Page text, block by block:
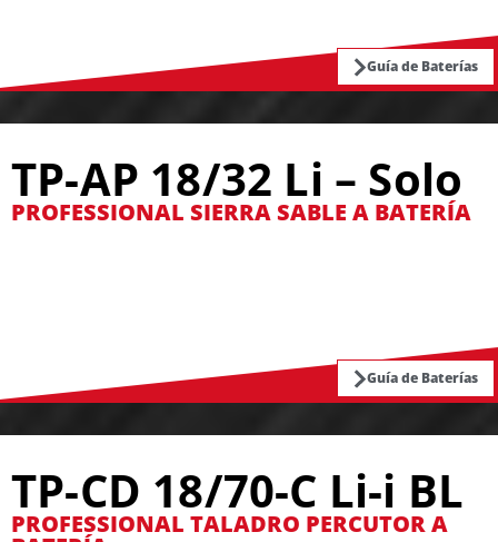
Guía de Baterías
TP-AP 18/32 Li – Solo
PROFESSIONAL SIERRA SABLE A BATERÍA
Guía de Baterías
TP-CD 18/70-C Li-i BL
PROFESSIONAL TALADRO PERCUTOR A